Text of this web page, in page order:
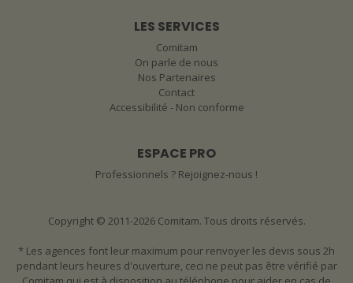
LES SERVICES
Comitam
On parle de nous
Nos Partenaires
Contact
Accessibilité - Non conforme
ESPACE PRO
Professionnels ? Rejoignez-nous !
Copyright © 2011-2026 Comitam. Tous droits réservés.
* Les agences font leur maximum pour renvoyer les devis sous 2h
pendant leurs heures d'ouverture, ceci ne peut pas être vérifié par